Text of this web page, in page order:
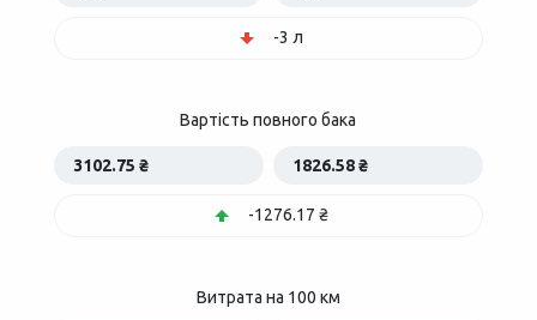
-3 л
Вартість повного бака
3102.75 ₴ 1826.58 ₴
-1276.17 ₴
Витрата на 100 км